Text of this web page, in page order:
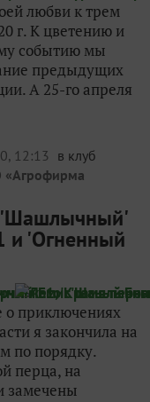
любви к трем
г. К цветению и
событию мы
предыдущих
А 25-го апреля
12:13 в клуб
«Агрофирма
'Шашлычный'
и 'Огненный
о приключениях
я закончила на
по порядку.
перца, на
замечены